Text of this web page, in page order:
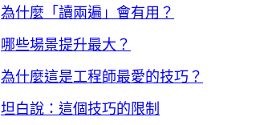
為什麼「讀兩遍」會有用？
哪些場景提升最大？
為什麼這是工程師最愛的技巧？
坦白說：這個技巧的限制